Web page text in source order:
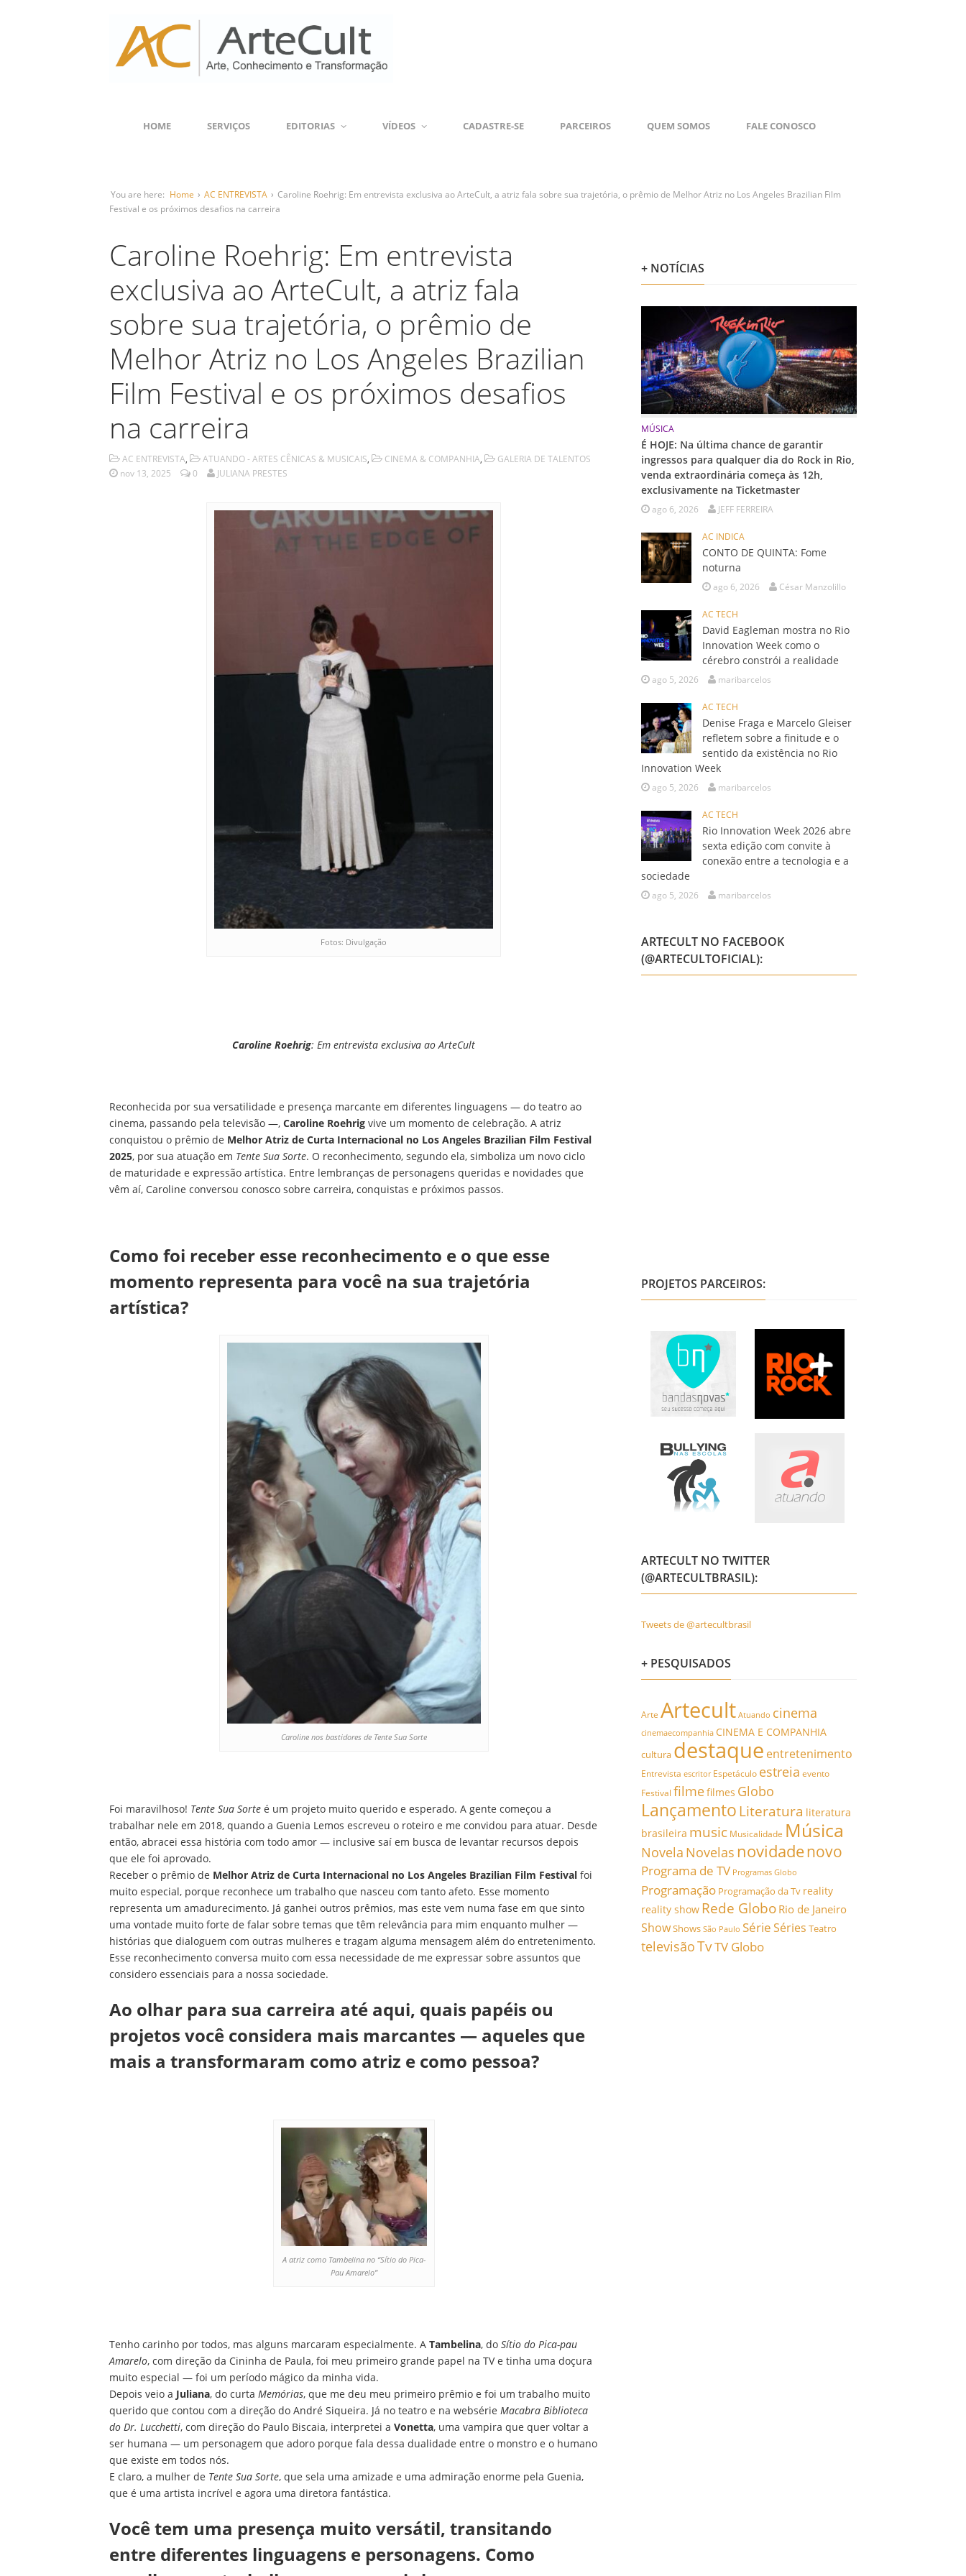
HOME SERVIÇOS EDITORIAS VÍDEOS CADASTRE-SE PARCEIROS QUEM SOMOS FALE CONOSCO
You are here: Home › AC ENTREVISTA › Caroline Roehrig: Em entrevista exclusiva ao ArteCult, a atriz fala sobre sua trajetória, o prêmio de Melhor Atriz no Los Angeles Brazilian Film
Festival e os próximos desafios na carreira
Caroline Roehrig: Em entrevista
exclusiva ao ArteCult, a atriz fala
sobre sua trajetória, o prêmio de
Melhor Atriz no Los Angeles Brazilian
Film Festival e os próximos desafios
na carreira
AC ENTREVISTA, ATUANDO - ARTES CÊNICAS & MUSICAIS, CINEMA & COMPANHIA,
GALERIA DE TALENTOS
nov 13, 2025
0 JULIANA PRESTES
Fotos: Divulgação
Caroline Roehrig: Em entrevista exclusiva ao ArteCult
Reconhecida por sua versatilidade e presença marcante em diferentes linguagens — do teatro ao
cinema, passando pela televisão —, Caroline Roehrig vive um momento de celebração. A atriz
conquistou o prêmio de Melhor Atriz de Curta Internacional no Los Angeles Brazilian Film Festival
2025, por sua atuação em Tente Sua Sorte. O reconhecimento, segundo ela, simboliza um novo ciclo
de maturidade e expressão artística. Entre lembranças de personagens queridas e novidades que
vêm aí, Caroline conversou conosco sobre carreira, conquistas e próximos passos.
Como foi receber esse reconhecimento e o que esse
momento representa para você na sua trajetória
artística?
Caroline nos bastidores de Tente Sua Sorte
Foi maravilhoso! Tente Sua Sorte é um projeto muito querido e esperado. A gente começou a
trabalhar nele em 2018, quando a Guenia Lemos escreveu o roteiro e me convidou para atuar. Desde
então, abracei essa história com todo amor — inclusive saí em busca de levantar recursos depois
que ele foi aprovado.
Receber o prêmio de Melhor Atriz de Curta Internacional no Los Angeles Brazilian Film Festival foi
muito especial, porque reconhece um trabalho que nasceu com tanto afeto. Esse momento
representa um amadurecimento. Já ganhei outros prêmios, mas este vem numa fase em que sinto
uma vontade muito forte de falar sobre temas que têm relevância para mim enquanto mulher —
histórias que dialoguem com outras mulheres e tragam alguma mensagem além do entretenimento.
Esse reconhecimento conversa muito com essa necessidade de me expressar sobre assuntos que
considero essenciais para a nossa sociedade.
Ao olhar para sua carreira até aqui, quais papéis ou
projetos você considera mais marcantes — aqueles que
mais a transformaram como atriz e como pessoa?
A atriz como Tambelina no “Sítio do Pica-
Pau Amarelo”
Tenho carinho por todos, mas alguns marcaram especialmente. A Tambelina, do Sítio do Pica-pau
Amarelo, com direção da Cininha de Paula, foi meu primeiro grande papel na TV e tinha uma doçura
muito especial — foi um período mágico da minha vida.
Depois veio a Juliana, do curta Memórias, que me deu meu primeiro prêmio e foi um trabalho muito
querido que contou com a direção do André Siqueira. Já no teatro e na websérie Macabra Biblioteca
do Dr. Lucchetti, com direção do Paulo Biscaia, interpretei a Vonetta, uma vampira que quer voltar a
ser humana — um personagem que adoro porque fala dessa dualidade entre o monstro e o humano
que existe em todos nós.
E claro, a mulher de Tente Sua Sorte, que sela uma amizade e uma admiração enorme pela Guenia,
que é uma artista incrível e agora uma diretora fantástica.
Você tem uma presença muito versátil, transitando
entre diferentes linguagens e personagens. Como
+ NOTÍCIAS
MÚSICA
É HOJE: Na última chance de garantir
ingressos para qualquer dia do Rock in Rio,
venda extraordinária começa às 12h,
exclusivamente na Ticketmaster
ago 6, 2026 JEFF FERREIRA
AC INDICA
CONTO DE QUINTA: Fome
noturna
ago 6, 2026 César Manzolillo
AC TECH
David Eagleman mostra no Rio
Innovation Week como o
cérebro constrói a realidade
ago 5, 2026 maribarcelos
AC TECH
Denise Fraga e Marcelo Gleiser
refletem sobre a finitude e o
sentido da existência no Rio
Innovation Week
ago 5, 2026 maribarcelos
AC TECH
Rio Innovation Week 2026 abre
sexta edição com convite à
conexão entre a tecnologia e a
sociedade
ago 5, 2026 maribarcelos
ARTECULT NO FACEBOOK
(@ARTECULTOFICIAL):
PROJETOS PARCEIROS:
ARTECULT NO TWITTER
(@ARTECULTBRASIL):
Tweets de @artecultbrasil
+ PESQUISADOS
Arte Artecult Atuando cinema
cinemaecompanhia CINEMA E COMPANHIA
cultura destaque entretenimento
Entrevista escritor Espetáculo estreia evento
Festival filmefilmes Globo
Lançamento Literatura literatura
brasileira music Musicalidade Música
Novela Novelas novidadenovo
Programa de TV Programas Globo
Programação Programação da Tv reality
reality show Rede Globo Rio de Janeiro
ShowShows São Paulo SérieSéries Teatro
televisãoTvTV Globo